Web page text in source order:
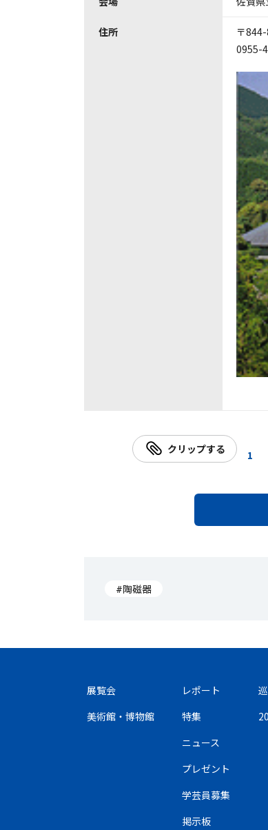
住所
〒
0955-
クリップする 1
#陶磁器
展覧会
美術館・博物館
レポート
特集
ニュース
プレゼント
学芸員募集
掲示板